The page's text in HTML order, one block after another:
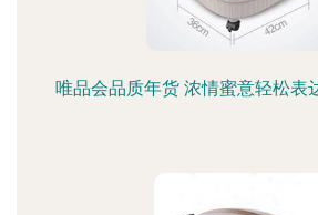
唯品会品质年货 浓情蜜意轻松